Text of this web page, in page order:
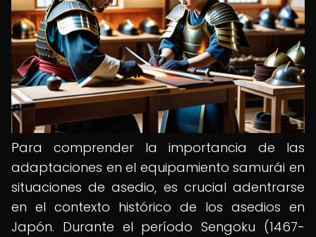
Para comprender la importancia de las
adaptaciones en el equipamiento samurái en
situaciones de asedio, es crucial adentrarse
en el contexto histórico de los asedios en
Japón. Durante el período Sengoku (1467-